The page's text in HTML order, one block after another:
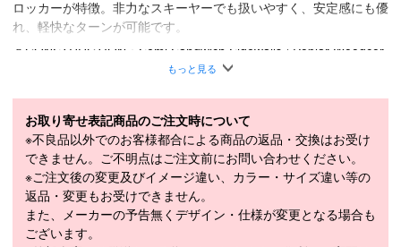
ロッカーが特徴。非力なスキーヤーでも扱いやすく、安定感にも優
れ、軽快なターンが可能です。
＊CONSTRUCTION：Semi Sandwich Sidewalls / Poplar Woodcor
e / Single Tiaminated Ti Compound / Top Sheet: Noppe / Plate: Ea
SPECIFICATION
モデル
L45413600
LENGTH（cm）
156cm / 163cm / 170cm
SIDECUT（mm）
156cm（122-70-102mm）、163cm（123-
70-103mm）、170cm（123-70-103mm）
もっと見る
お取り寄せ表記商品のご注文時について
※不良品以外でのお客様都合による商品の返品・交換はお受け
できません。ご不明点はご注文前にお問い合わせください。
※ご注文後の変更及びイメージ違い、カラー・サイズ違い等の
返品・変更もお受けできません。
また、メーカーの予告無くデザイン・仕様が変更となる場合も
ございます。